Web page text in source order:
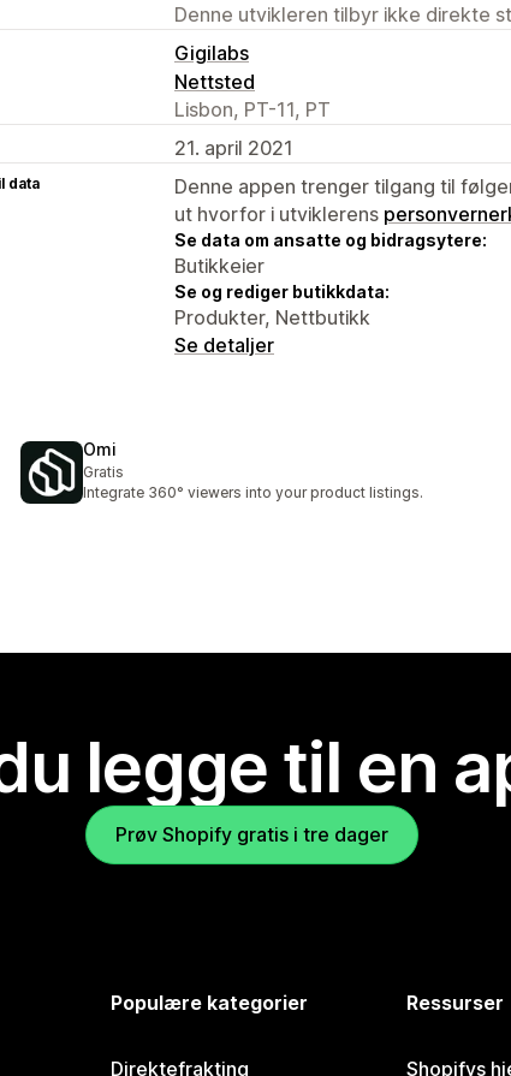
Denne utvikleren tilbyr ikke direkte
Gigilabs
Nettsted
Lisbon, PT-11, PT
21. april 2021
data
Denne appen trenger tilgang til
ut hvorfor i utviklerens
Se data om ansatte og bidragsytere:
Butikkeier
Se og rediger butikkdata:
Produkter, Nettbutikk
Se detaljer
Omi
Gratis
Integrate 360° viewers into your product listings.
legge til en
Prøv Shopify gratis i tre dager
Populære kategorier
Direktefrakting
Ressurser
Shopifys